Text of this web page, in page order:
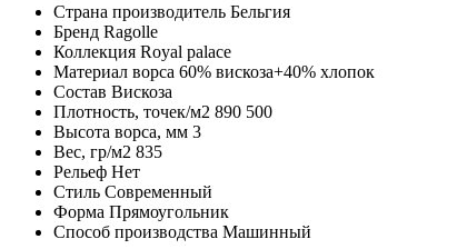
Страна производитель Бельгия
Бренд Ragolle
Коллекция Royal palace
Материал ворса 60% вискоза+40% хлопок
Состав Вискоза
Плотность, точек/м2 890 500
Высота ворса, мм 3
Вес, гр/м2 835
Рельеф Нет
Стиль Современный
Форма Прямоугольник
Способ производства Машинный